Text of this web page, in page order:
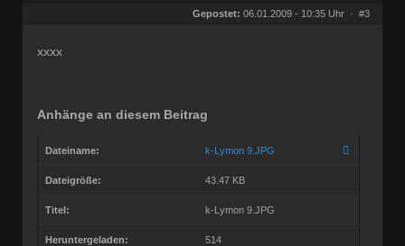
Gepostet: 06.01.2009 - 10:35 Uhr · #3
xxxx
Anhänge an diesem Beitrag
Dateiname: k-Lymon 9.JPG
Dateigröße: 43.47 KB
Titel: k-Lymon 9.JPG
Heruntergeladen: 514